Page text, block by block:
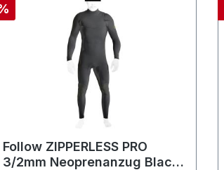
Follow ZIPPERLESS PRO
3/2mm Neoprenanzug Black